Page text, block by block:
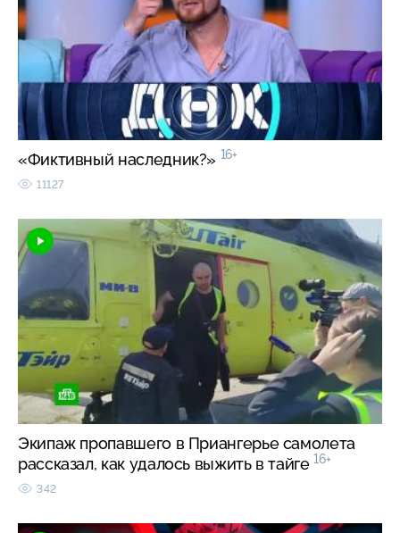
«Фиктивный наследник?» 16+
11127
Экипаж пропавшего в Приангерье самолета
рассказал, как удалось выжить в тайге 16+
342